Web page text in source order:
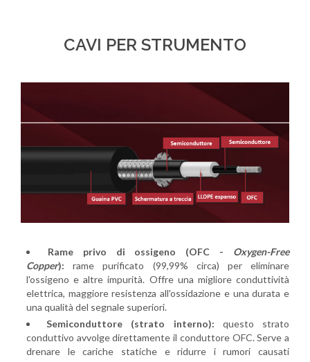
CAVI PER STRUMENTO
Rame privo di ossigeno (OFC - Oxygen-Free
Copper): rame purificato (99,99% circa) per eliminare
l'ossigeno e altre impurità. Offre una migliore conduttività
elettrica, maggiore resistenza all'ossidazione e una durata e
una qualità del segnale superiori.
Semiconduttore (strato interno): questo strato
conduttivo avvolge direttamente il conduttore OFC. Serve a
drenare le cariche statiche e ridurre i rumori causati